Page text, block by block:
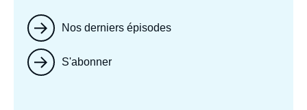
Nos derniers épisodes
S'abonner